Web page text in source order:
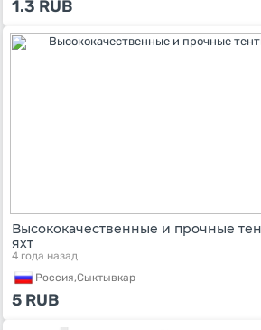
1.3 RUB
Высококачественные и прочные
яхт
4 года назад
Россия,Сыктывкар
5 RUB